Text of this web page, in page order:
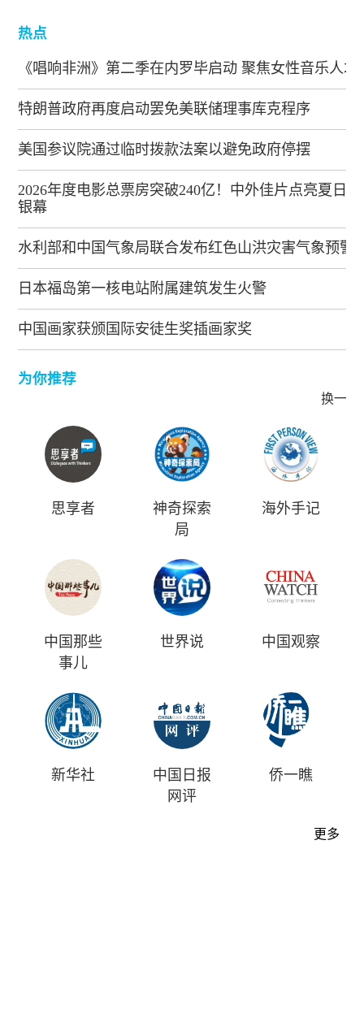
热点
《唱响非洲》第二季在内罗毕启动 聚焦女性音乐人才
特朗普政府再度启动罢免美联储理事库克程序
美国参议院通过临时拨款法案以避免政府停摆
2026年度电影总票房突破240亿！中外佳片点亮夏日
银幕
水利部和中国气象局联合发布红色山洪灾害气象预警
日本福岛第一核电站附属建筑发生火警
中国画家获颁国际安徒生奖插画家奖
为你推荐
换一批
思享者
神奇探索
局
海外手记
中国那些
事儿
世界说 中国观察
新华社
中国日报
网评
侨一瞧
更多